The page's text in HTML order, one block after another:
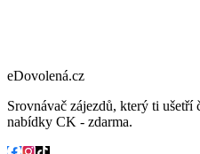
eDovolená.cz
Srovnávač zájezdů, který ti ušetří
nabídky CK - zdarma.